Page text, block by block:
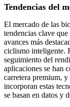
Tendencias del
El mercado de las
tendencias clave
avances más
ciclismo inteligente.
seguimiento del
aplicaciones se han
carretera premium,
incorporan estas
se basan en datos y